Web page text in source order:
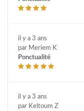
il y a 3 ans
par Meriem K
Ponctualité
il y a 3 ans
par Keltoum Z